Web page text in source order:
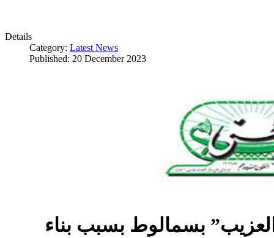
Details
Category: Latest News
Published: 20 December 2023
بسمالوط بسبب بناء